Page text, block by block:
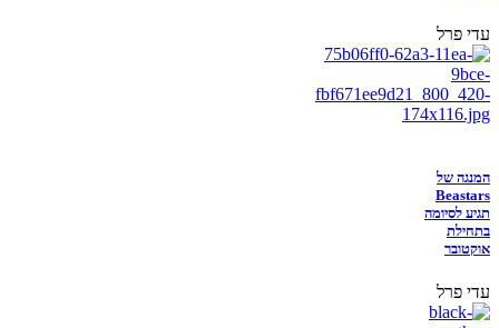
עדי פרל
המנגה של
Beastars
תגיע לסיומה
בתחילת
אוקטובר
עדי פרל